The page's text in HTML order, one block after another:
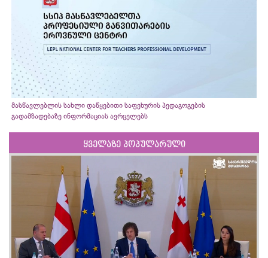
მასწავლებლის სახლი დაწყებითი საფეხურის პედაგოგების
გადამზადებაზე ინფორმაციას ავრცელებს
ყველაზე პოპულარული